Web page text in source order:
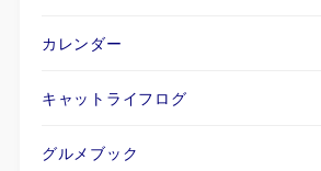
カレンダー
キャットライフログ
グルメブック